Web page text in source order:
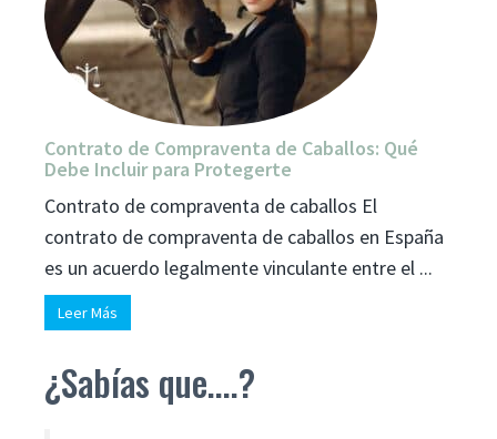
Contrato de Compraventa de Caballos: Qué
Debe Incluir para Protegerte
Contrato de compraventa de caballos El
contrato de compraventa de caballos en España
es un acuerdo legalmente vinculante entre el ...
Leer Más
¿Sabías que....?